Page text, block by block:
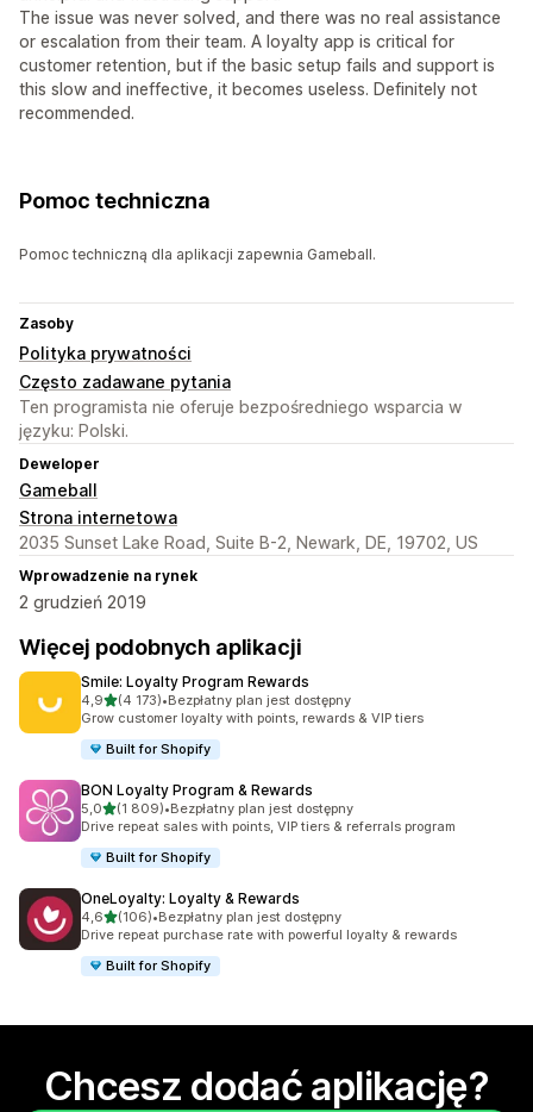
The issue was never solved, and there was no real assistance
or escalation from their team. A loyalty app is critical for
customer retention, but if the basic setup fails and support is
this slow and ineffective, it becomes useless. Definitely not
recommended.
Pomoc techniczna
Pomoc techniczną dla aplikacji zapewnia Gameball.
Zasoby
Polityka prywatności
Często zadawane pytania
Ten programista nie oferuje bezpośredniego wsparcia w
języku: Polski.
Deweloper
Gameball
Strona internetowa
2035 Sunset Lake Road, Suite B-2, Newark, DE, 19702, US
Wprowadzenie na rynek
2 grudzień 2019
Więcej podobnych aplikacji
Smile: Loyalty Program Rewards
4,9na 5 gwiazdek
(4 173)
Łączna liczba recenzji: 4173
•Bezpłatny plan jest dostępny
Grow customer loyalty with points, rewards & VIP tiers
Built for Shopify
BON Loyalty Program & Rewards
5,0na 5 gwiazdek
(1 809)
Łączna liczba recenzji: 1809
•Bezpłatny plan jest dostępny
Drive repeat sales with points, VIP tiers & referrals program
Built for Shopify
OneLoyalty: Loyalty & Rewards
4,6na 5 gwiazdek
(106)
Łączna liczba recenzji: 106
•Bezpłatny plan jest dostępny
Drive repeat purchase rate with powerful loyalty & rewards
Built for Shopify
Chcesz dodać aplikację?